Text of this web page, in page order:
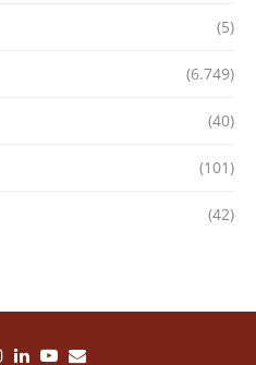
(5)
(6.749)
(40)
(101)
(42)